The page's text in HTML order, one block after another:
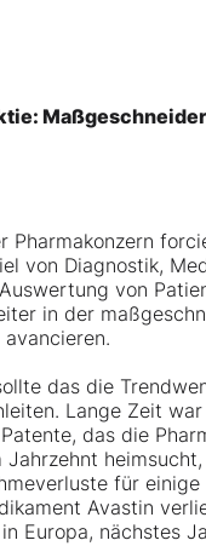
Pharmakonzern
von Diagnostik,
von
in der
das die
Lange Zeit
das die
Jahrzehnt
für
Avastin
Europa, nächstes